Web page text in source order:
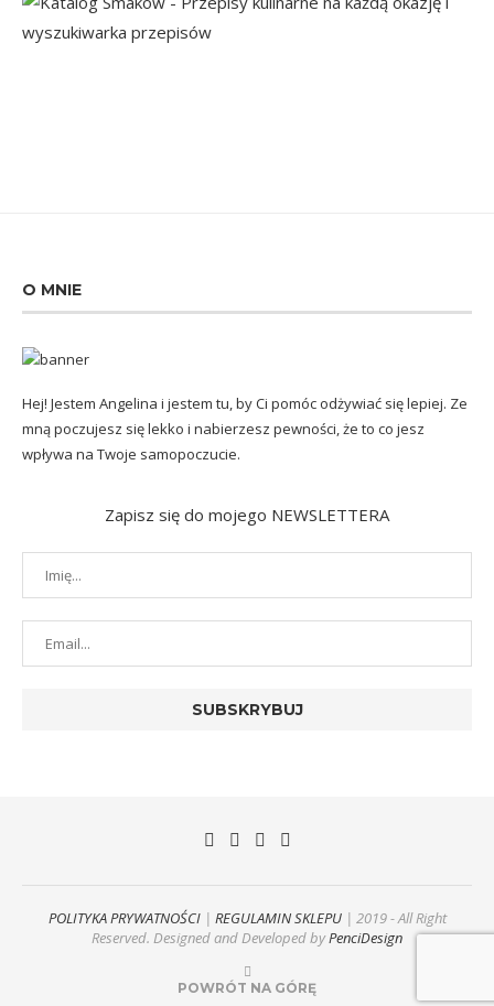
O MNIE
Hej! Jestem Angelina i jestem tu, by Ci pomóc odżywiać się lepiej. Ze
mną poczujesz się lekko i nabierzesz pewności, że to co jesz
wpływa na Twoje samopoczucie.
Zapisz się do mojego NEWSLETTERA
POLITYKA PRYWATNOŚCI| REGULAMIN SKLEPU| 2019 - All Right
Reserved. Designed and Developed byPenciDesign
POWRÓT NA GÓRĘ